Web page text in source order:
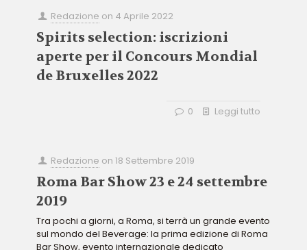
Redazione on 4 Aprile 2022
Spirits selection: iscrizioni
aperte per il Concours Mondial
de Bruxelles 2022
0 Leggi tutto
Redazione on18 Settembre 2019
Roma Bar Show 23 e 24 settembre
2019
Tra pochi a giorni, a Roma, si terrà un grande evento
sul mondo del Beverage: la prima edizione di Roma
Bar Show, evento internazionale dedicato